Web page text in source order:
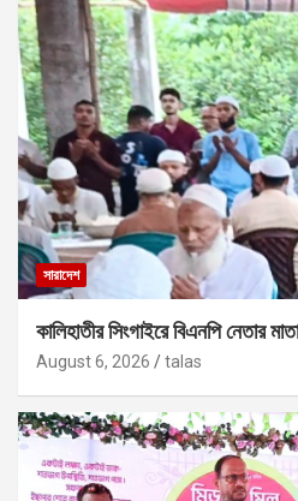
সারাদেশ
কালিহাতীর সিংগাইরে বিএনপি নেতার
August 6, 2026 talas